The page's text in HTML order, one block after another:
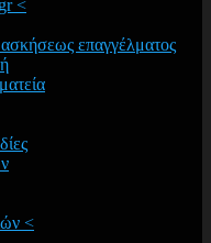
<
επαγγέλματος
<